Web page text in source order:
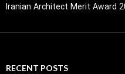
Iranian Architect Merit Award
RECENT POSTS